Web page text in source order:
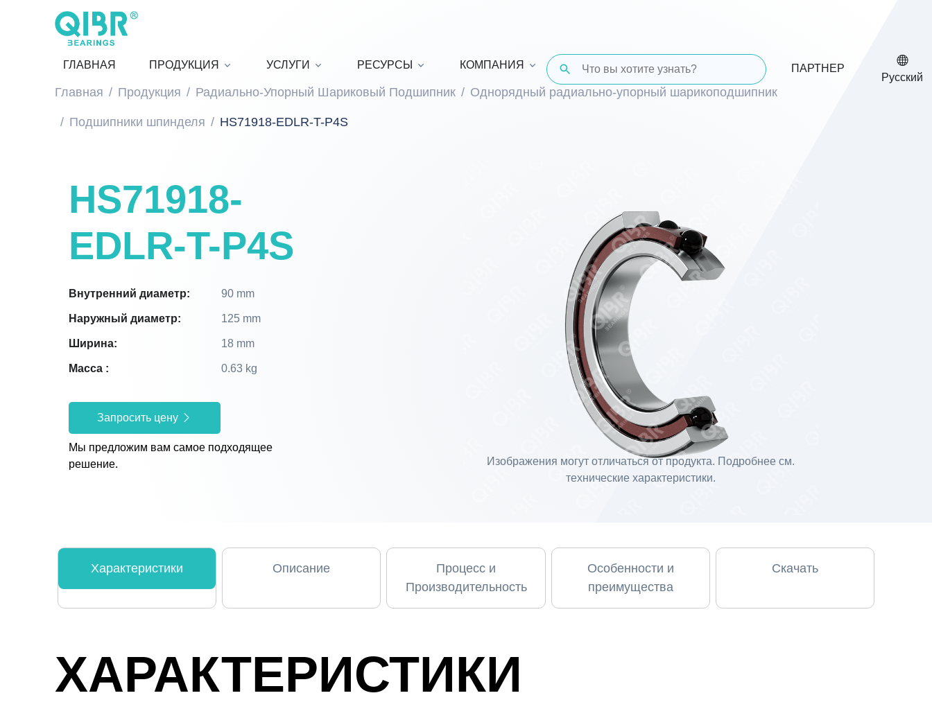
ГЛАВНАЯ ПРОДУКЦИЯ УСЛУГИ РЕСУРСЫ КОМПАНИЯ ПАРТНЕР
Русский
Главная Продукция Радиально-Упорный Шариковый Подшипник Однорядный радиально-упорный шарикоподшипник
Подшипники шпинделя HS71918-EDLR-T-P4S
HS71918-
EDLR-T-P4S
Внутренний диаметр: 90 mm
Наружный диаметр: 125 mm
Ширина: 18 mm
Масса : 0.63 kg
Запросить цену
Мы предложим вам самое подходящее
решение.
Изображения могут отличаться от продукта. Подробнее см.
технические характеристики.
Характеристики Описание
Процесс и
Производительность
Особенности и
преимущества
Скачать
ХАРАКТЕРИСТИКИ